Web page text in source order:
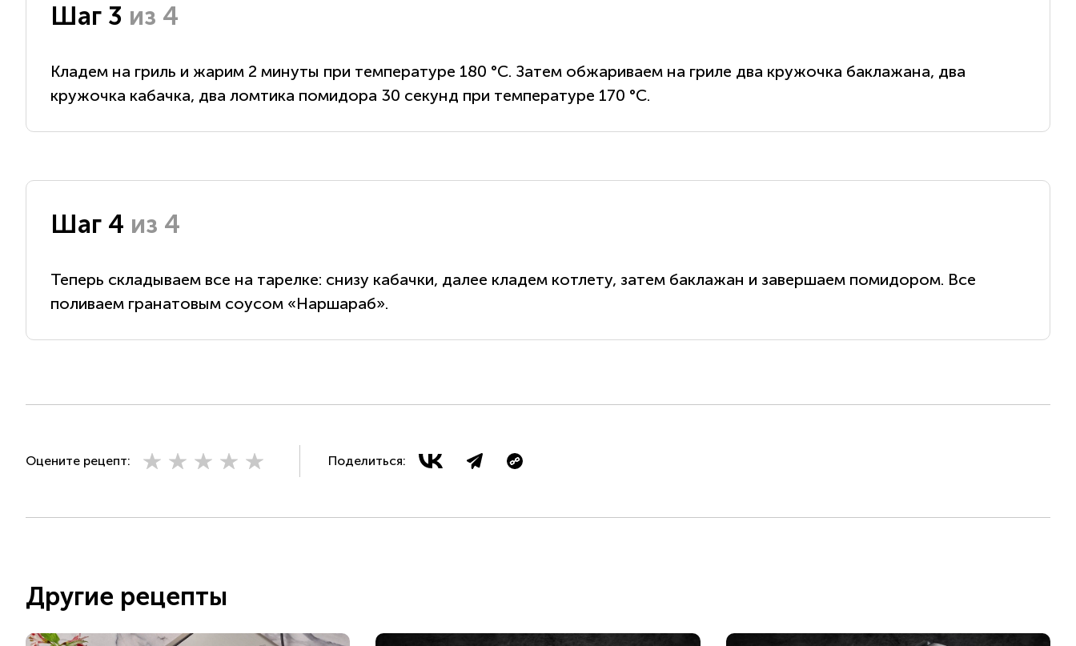
Шаг 3 из 4
Кладем на гриль и жарим 2 минуты при температуре 180 °С. Затем обжариваем на гриле два кружочка баклажана, два
кружочка кабачка, два ломтика помидора 30 секунд при температуре 170 °С.
Шаг 4 из 4
Теперь складываем все на тарелке: снизу кабачки, далее кладем котлету, затем баклажан и завершаем помидором. Все
поливаем гранатовым соусом «Наршараб».
Оцените рецепт: Поделиться:
Другие рецепты